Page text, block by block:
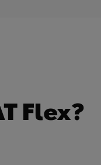
Flex?